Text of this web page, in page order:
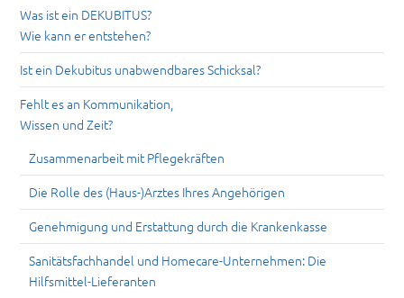
Was ist ein DEKUBITUS?
Wie kann er entstehen?
Ist ein Dekubitus unabwendbares Schicksal?
Fehlt es an Kommunikation,
Wissen und Zeit?
Zusammenarbeit mit Pflegekräften
Die Rolle des (Haus-)Arztes Ihres Angehörigen
Genehmigung und Erstattung durch die Krankenkasse
Sanitätsfachhandel und Homecare-Unternehmen: Die
Hilfsmittel-Lieferanten